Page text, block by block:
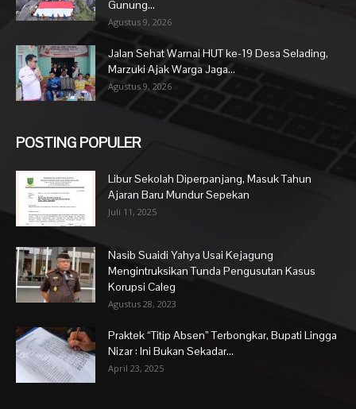
Gunung...
Agustus 9, 2026
Jalan Sehat Warnai HUT ke-19 Desa Selading,
Marzuki Ajak Warga Jaga...
Agustus 9, 2026
POSTING POPULER
Libur Sekolah Diperpanjang, Masuk Tahun
Ajaran Baru Mundur Sepekan
Juli 11, 2025
Nasib Suaidi Yahya Usai Kejagung
Mengintruksikan Tunda Pengusutan Kasus
Korupsi Caleg
Agustus 28, 2023
Praktek “Titip Absen” Terbongkar, Bupati Lingga
Nizar : Ini Bukan Sekadar...
April 23, 2025